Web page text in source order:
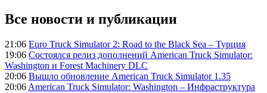
Все новости и публикации
21:06 Euro Truck Simulator 2: Road to the Black Sea – Турция
19:06 Состоялся релиз дополнений American Truck Simulator:
Washington и Forest Machinery DLC
20:06 Вышло обновление American Truck Simulator 1.35
20:06 American Truck Simulator: Washington – Инфраструктура